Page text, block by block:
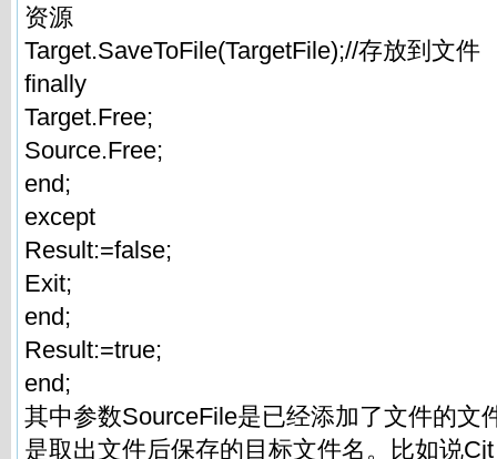
资源
Target.SaveToFile(TargetFile);//存放到文件
finally
Target.Free;
Source.Free;
end;
except
Result:=false;
Exit;
end;
Result:=true;
end;
其中参数SourceFile是已经添加了文件的文
是取出文件后保存的目标文件名。比如说